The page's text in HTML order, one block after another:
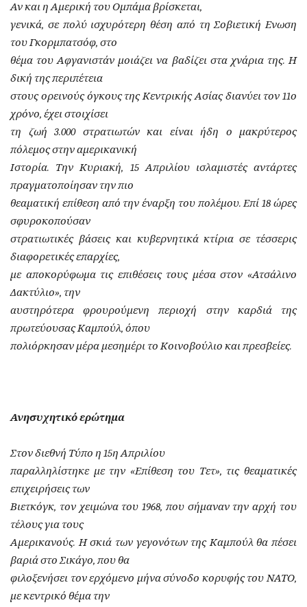
Αν και η Αμερική του Ομπάμα βρίσκεται,
γενικά, σε πολύ ισχυρότερη θέση από τη Σοβιετική Ενωση
του Γκορμπατσόφ, στο
θέμα του Αφγανιστάν μοιάζει να βαδίζει στα χνάρια της. Η
δική της περιπέτεια
στους ορεινούς όγκους της Κεντρικής Ασίας διανύει τον 11ο
χρόνο, έχει στοιχίσει
τη ζωή 3.000 στρατιωτών και είναι ήδη ο μακρύτερος
πόλεμος στην αμερικανική
Ιστορία. Την Κυριακή, 15 Απριλίου ισλαμιστές αντάρτες
πραγματοποίησαν την πιο
θεαματική επίθεση από την έναρξη του πολέμου. Επί 18 ώρες
σφυροκοπούσαν
στρατιωτικές βάσεις και κυβερνητικά κτίρια σε τέσσερις
διαφορετικές επαρχίες,
με αποκορύφωμα τις επιθέσεις τους μέσα στον «Ατσάλινο
Δακτύλιο», την
αυστηρότερα φρουρούμενη περιοχή στην καρδιά της
πρωτεύουσας Καμπούλ, όπου
πολιόρκησαν μέρα μεσημέρι το Κοινοβούλιο και πρεσβείες.
Ανησυχητικό ερώτημα
Στον διεθνή Τύπο η 15η Απριλίου
παραλληλίστηκε με την «Επίθεση του Τετ», τις θεαματικές
επιχειρήσεις των
Βιετκόγκ, τον χειμώνα του 1968, που σήμαναν την αρχή του
τέλους για τους
Αμερικανούς. Η σκιά των γεγονότων της Καμπούλ θα πέσει
βαριά στο Σικάγο, που θα
φιλοξενήσει τον ερχόμενο μήνα σύνοδο κορυφής του ΝΑΤΟ,
με κεντρικό θέμα την